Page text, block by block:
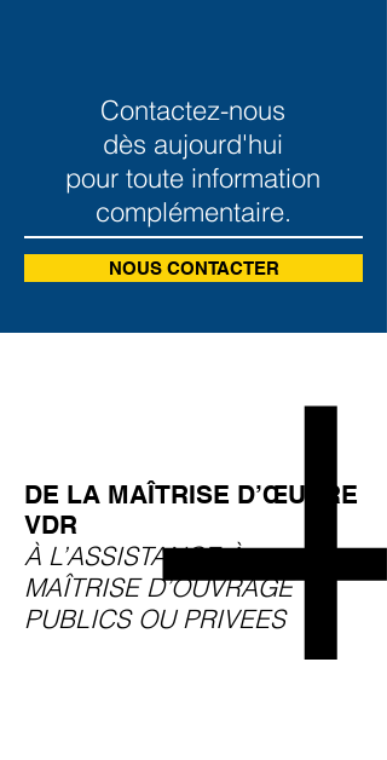
Contactez-nous
dès aujourd'hui
pour toute information
complémentaire.
NOUS CONTACTER
DE LA MAÎTRISE D’ŒUVRE
VDR
À L’ASSISTANCE À
MAÎTRISE D’OUVRAGE
PUBLICS OU PRIVEES